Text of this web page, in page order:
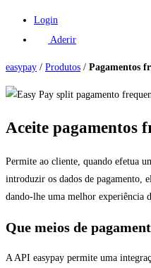
Login
Aderir
easypay / Produtos / Pagamentos
Aceite pagamentos
Permite ao cliente, quando efetua
introduzir os dados de pagamento,
dando-lhe uma melhor experiência
Que meios de
A API easypay permite uma